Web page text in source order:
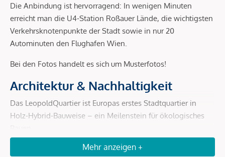
Die Anbindung ist hervorragend: In wenigen Minuten
erreicht man die U4-Station Roßauer Lände, die wichtigsten
Verkehrsknotenpunkte der Stadt sowie in nur 20
Autominuten den Flughafen Wien.
Bei den Fotos handelt es sich um Musterfotos!
Architektur & Nachhaltigkeit
Das LeopoldQuartier ist Europas erstes Stadtquartier in
Holz-Hybrid-Bauweise – ein Meilenstein für ökologisches
Holz-Hybrid-Konstruktion:bis zu 80 % weniger CO²-
Mehr anzeigen +